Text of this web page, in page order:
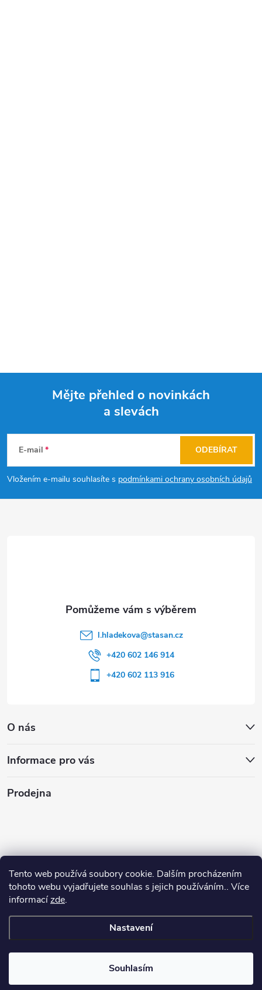
Tento web používá soubory cookie. Dalším procházením
tohoto webu vyjadřujete souhlas s jejich používáním.. Více
informacízde.
Nastavení
Souhlasím
p
a
Mějte přehled o novinkách
a slevách
E-mail
Vložením e-mailu souhlasíte s podmínkami ochrany osobních údajů
ODEBÍRAT
O nás
Informace pro vás
l.hladekova@stasan.cz
+420 602 146 914
+420 602 113 916
Prodejna
Copyright 2026Stasan.cz. Všechna práva vyhrazena.